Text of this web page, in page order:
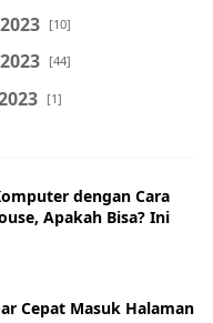
[10]
[44]
[1]
dengan Cara
Apakah Bisa? Ini
Cepat Masuk Halaman